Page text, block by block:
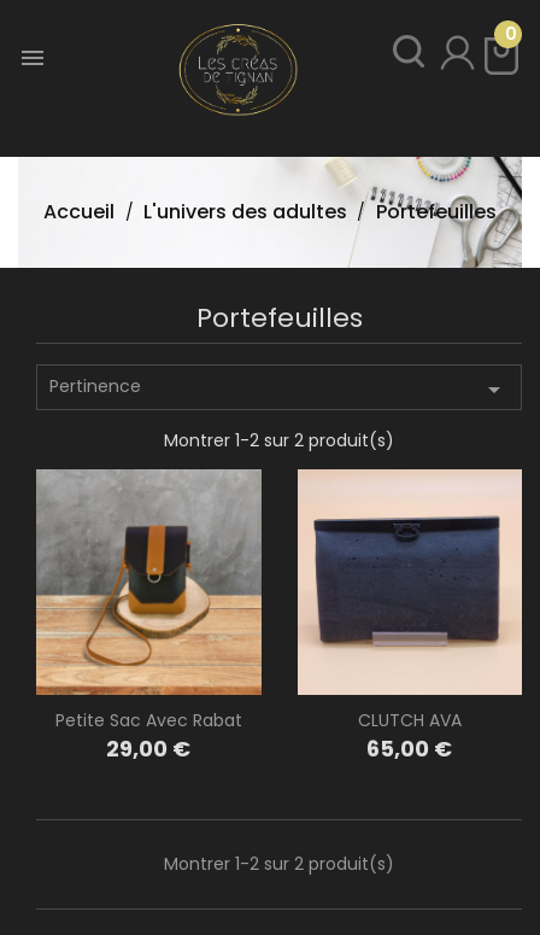

0
Accueil L'univers des adultes Portefeuilles
Portefeuilles
Pertinence 
Montrer 1-2 sur 2 produit(s)
Petite Sac Avec Rabat
Prix
29,00 €
CLUTCH AVA
Prix
65,00 €
Montrer 1-2 sur 2 produit(s)